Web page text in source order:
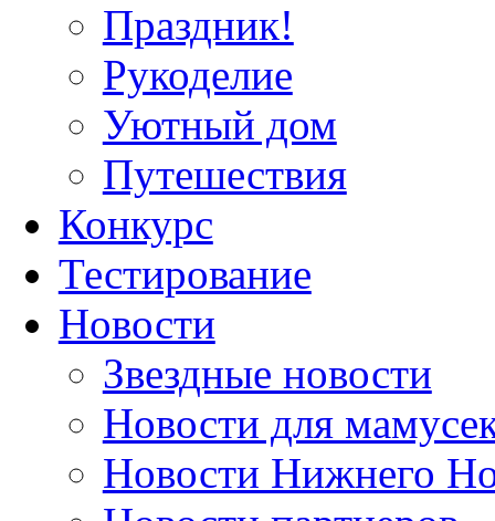
Праздник!
Рукоделие
Уютный дом
Путешествия
Конкурс
Тестирование
Новости
Звездные новости
Новости для
Новости Нижнего